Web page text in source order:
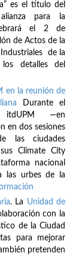
es el título del
para la
el 2 de
de Actos de la
Industriales de la
detalles del
en la reunión de
Durante el
itdUPM —en
en dos sesiones
las ciudades
Climate City
nacional
las urbes de la
. La Unidad de
con la
de la Ciudad
para mejorar
pretenden